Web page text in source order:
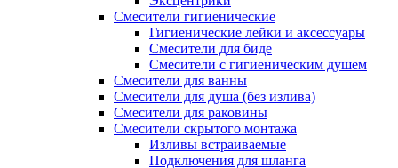
Смесители гигиенические
Гигиенические лейки и аксессуары
Смесители для биде
Смесители с гигиеническим душем
Смесители для ванны
Смесители для душа (без излива)
Смесители для раковины
Смесители скрытого монтажа
Изливы встраиваемые
Подключения для шланга